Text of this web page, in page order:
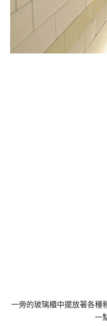
一旁的玻璃櫃中擺放著各種
一